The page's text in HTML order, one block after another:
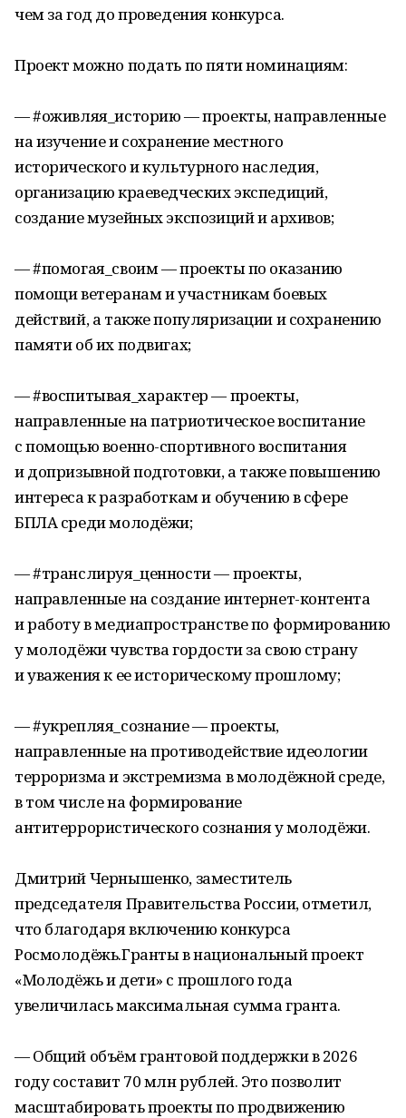
чем за год до проведения конкурса.
Проект можно подать по пяти номинациям:
— #оживляя_историю — проекты, направленные
на изучение и сохранение местного
исторического и культурного наследия,
организацию краеведческих экспедиций,
создание музейных экспозиций и архивов;
— #помогая_своим — проекты по оказанию
помощи ветеранам и участникам боевых
действий, а также популяризации и сохранению
памяти об их подвигах;
— #воспитывая_характер — проекты,
направленные на патриотическое воспитание
с помощью военно-спортивного воспитания
и допризывной подготовки, а также повышению
интереса к разработкам и обучению в сфере
БПЛА среди молодёжи;
— #транслируя_ценности — проекты,
направленные на создание интернет-контента
и работу в медиапространстве по формированию
у молодёжи чувства гордости за свою страну
и уважения к ее историческому прошлому;
— #укрепляя_сознание — проекты,
направленные на противодействие идеологии
терроризма и экстремизма в молодёжной среде,
в том числе на формирование
антитеррористического сознания у молодёжи.
Дмитрий Чернышенко, заместитель
председателя Правительства России, отметил,
что благодаря включению конкурса
Росмолодёжь.Гранты в национальный проект
«Молодёжь и дети» с прошлого года
увеличилась максимальная сумма гранта.
— Общий объём грантовой поддержки в 2026
году составит 70 млн рублей. Это позволит
масштабировать проекты по продвижению